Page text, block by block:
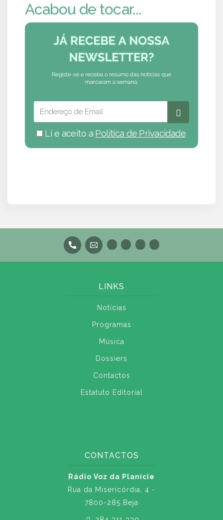
Acabou de tocar...
Li e aceito a Política de Privacidade
LINKS
Notícias
Programas
Música
Dossiers
Contactos
Estatuto Editorial
CONTACTOS
Rádio Voz da Planície
Rua da Misericórdia, 4 -
7800-285 Beja